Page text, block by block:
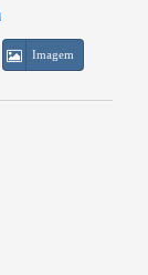
Imagem